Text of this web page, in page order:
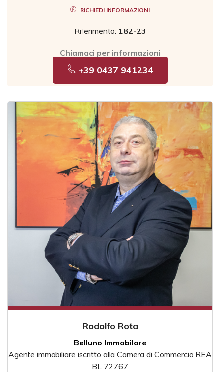
RICHIEDI INFORMAZIONI
Riferimento: 182-23
Chiamaci per informazioni
+39 0437 941234
Rodolfo Rota
Belluno Immobilare
Agente immobiliare iscritto alla Camera di Commercio REA
BL 72767